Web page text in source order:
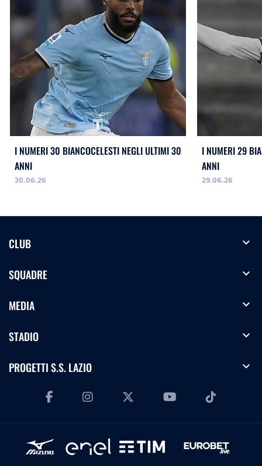
I NUMERI 30 BIANCOCELESTI NEGLI ULTIMI 30
ANNI
30.06.26
I NUMERI 29
ANNI
29.06.26
CLUB expand_more
SQUADRE expand_more
MEDIA expand_more
STADIO expand_more
PROGETTI S.S. LAZIO expand_more